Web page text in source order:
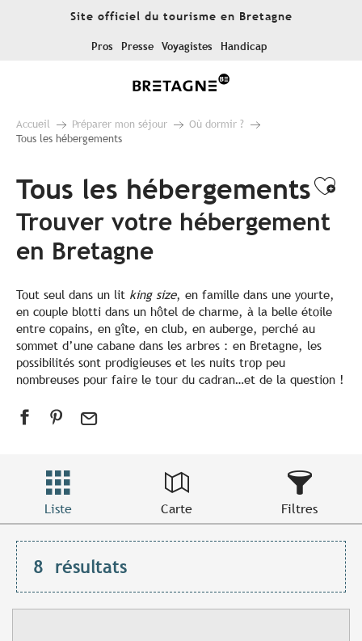
Site officiel du tourisme en Bretagne
Pros Presse Voyagistes Handicap
Accueil Préparer mon séjour
Où dormir ?
Tous les hébergements
Tous les hébergements
Trouver votre hébergement
en Bretagne
Tout seul dans un lit king size, en famille dans une yourte,
en couple blotti dans un hôtel de charme, à la belle étoile
entre copains, en gîte, en club, en auberge, perché au
sommet d’une cabane dans les arbres : en Bretagne, les
possibilités sont prodigieuses et les nuits trop peu
nombreuses pour faire le tour du cadran…et de la question !
Liste Carte Filtres
8 résultats